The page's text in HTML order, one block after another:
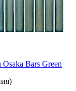
Bars Green